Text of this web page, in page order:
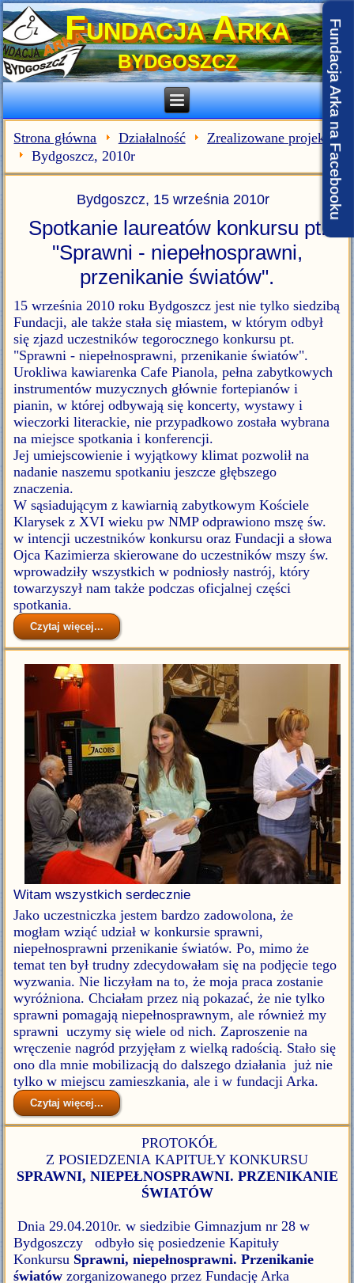
Fundacja Arka
BYDGOSZCZ
Strona główna Działalność
Zrealizowane projekty
Bydgoszcz, 2010r
Bydgoszcz, 15 września 2010r
Spotkanie laureatów konkursu pt.
"Sprawni - niepełnosprawni,
przenikanie światów".
15 września 2010 roku Bydgoszcz jest nie tylko siedzibą
Fundacji, ale także stała się miastem, w którym odbył
się zjazd uczestników tegorocznego konkursu pt.
"Sprawni - niepełnosprawni, przenikanie światów".
Urokliwa kawiarenka Cafe Pianola, pełna zabytkowych
instrumentów muzycznych głównie fortepianów i
pianin, w której odbywają się koncerty, wystawy i
wieczorki literackie, nie przypadkowo została wybrana
na miejsce spotkania i konferencji.
Jej umiejscowienie i wyjątkowy klimat pozwolił na
nadanie naszemu spotkaniu jeszcze głębszego
znaczenia.
W sąsiadującym z kawiarnią zabytkowym Kościele
Klarysek z XVI wieku pw NMP odprawiono mszę św.
w intencji uczestników konkursu oraz Fundacji a słowa
Ojca Kazimierza skierowane do uczestników mszy św.
wprowadziły wszystkich w podniosły nastrój, który
towarzyszył nam także podczas oficjalnej części
spotkania.
Czytaj więcej...
Witam wszystkich serdecznie
Jako uczestniczka jestem bardzo zadowolona, że
mogłam wziąć udział w konkursie sprawni,
niepełnosprawni przenikanie światów. Po, mimo że
temat ten był trudny zdecydowałam się na podjęcie tego
wyzwania. Nie liczyłam na to, że moja praca zostanie
wyróżniona. Chciałam przez nią pokazać, że nie tylko
sprawni pomagają niepełnosprawnym, ale również my
sprawni uczymy się wiele od nich. Zaproszenie na
wręczenie nagród przyjęłam z wielką radością. Stało się
ono dla mnie mobilizacją do dalszego działania już nie
tylko w miejscu zamieszkania, ale i w fundacji Arka.
Czytaj więcej...
PROTOKÓŁ
Z POSIEDZENIA KAPITUŁY KONKURSU
SPRAWNI, NIEPEŁNOSPRAWNI. PRZENIKANIE
ŚWIATÓW
Dnia 29.04.2010r. w siedzibie Gimnazjum nr 28 w
Bydgoszczy odbyło się posiedzenie Kapituły
Konkursu Sprawni, niepełnosprawni. Przenikanie
światów zorganizowanego przez Fundację Arka
Fundacja Arka na Facebooku